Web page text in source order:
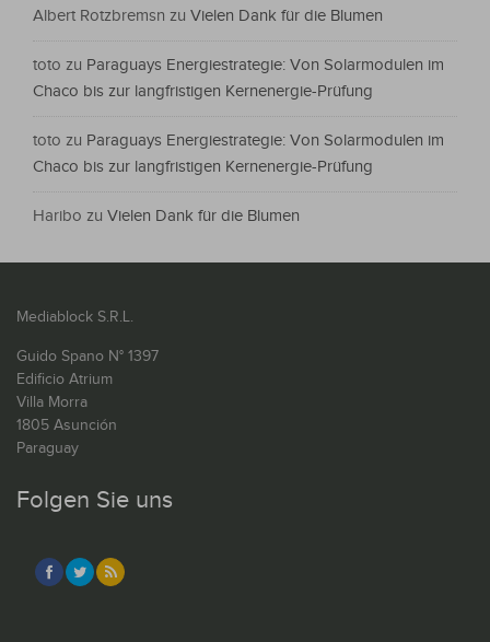
Albert Rotzbremsn zu Vielen Dank für die Blumen
toto zu Paraguays Energiestrategie: Von Solarmodulen im
Chaco bis zur langfristigen Kernenergie-Prüfung
toto zu Paraguays Energiestrategie: Von Solarmodulen im
Chaco bis zur langfristigen Kernenergie-Prüfung
Haribo zu Vielen Dank für die Blumen
Mediablock S.R.L.
Guido Spano N° 1397
Edificio Atrium
Villa Morra
1805 Asunción
Paraguay
Folgen Sie uns